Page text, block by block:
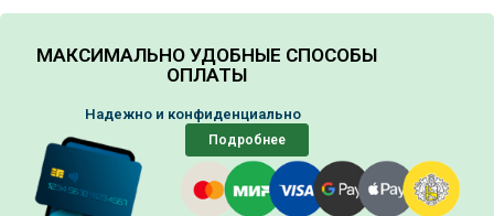
МАКСИМАЛЬНО УДОБНЫЕ СПОСОБЫ
ОПЛАТЫ
Надежно и конфиденциально
Подробнее